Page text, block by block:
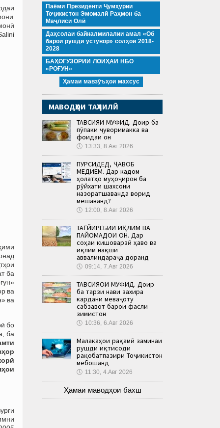
ба
ва
ва
бо
ба
Паёми Президенти Ҷумҳурии
Тоҷикистон Эмомалӣ Раҳмон ба
Маҷлиси Олӣ
Даҳсолаи байналмилалии амал «Об
барои рушди устувор» солҳои 2018-
2028
БАҲОГУЗОРИИ ЛОИҲАИ НБО
«РОҒУН»
Ҳамаи мавзӯъҳои махсус
МАВОДҲОИ ТАҲЛИЛӢ
ТАВСИЯИ МУФИД. Доир ба
пӯпаки ҷуворимакка ва
фоидаи он
🕔 13:33, 8.Авг 2026
ПУРСИДЕД, ҶАВОБ
МЕДИҲЕМ. Дар кадом
ҳолатҳо муҳоҷирон ба
рӯйхати шахсони
назоратшаванда ворид
мешаванд?
🕔 12:00, 8.Авг 2026
ТАҒЙИРЁБИИ ИҚЛИМ ВА
ПАЙОМАДҲОИ ОН. Дар
соҳаи кишоварзӣ ҳаво ва
иқлим нақши
аввалиндараҷа доранд
🕔 09:14, 7.Авг 2026
ТАВСИЯҲОИ МУФИД. Доир
ба тарзи нави захира
кардани меваҷоту
сабзавот барои фасли
зимистон
🕔 10:36, 6.Авг 2026
Малакаҳои рақамӣ заминаи
рушди иқтисоди
рақобатпазири Тоҷикистон
мебошанд
🕔 11:30, 4.Авг 2026
Ҳамаи маводҳои бахш